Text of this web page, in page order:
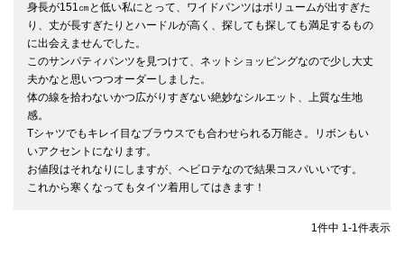
身長が151㎝と低い私にとって、ワイドパンツはボリュームが出すぎた
り、丈が長すぎたりとハードルが高く、探しても探しても満足するもの
に出会えませんでした。
このサンパティパンツを見つけて、ネットショッピングなので少し大丈
夫かなと思いつつオーダーしました。
体の線を拾わないかつ広がりすぎない絶妙なシルエット、上質な生地
感。
Tシャツでもキレイ目なブラウスでも合わせられる万能さ。リボンもい
いアクセントになります。
お値段はそれなりにしますが、ヘビロテなので結果コスパいいです。
1件中 1-1件表示